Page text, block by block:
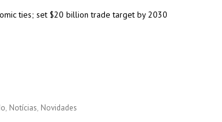
ties; set $20 billion trade target by 2030
Notícias Novidades